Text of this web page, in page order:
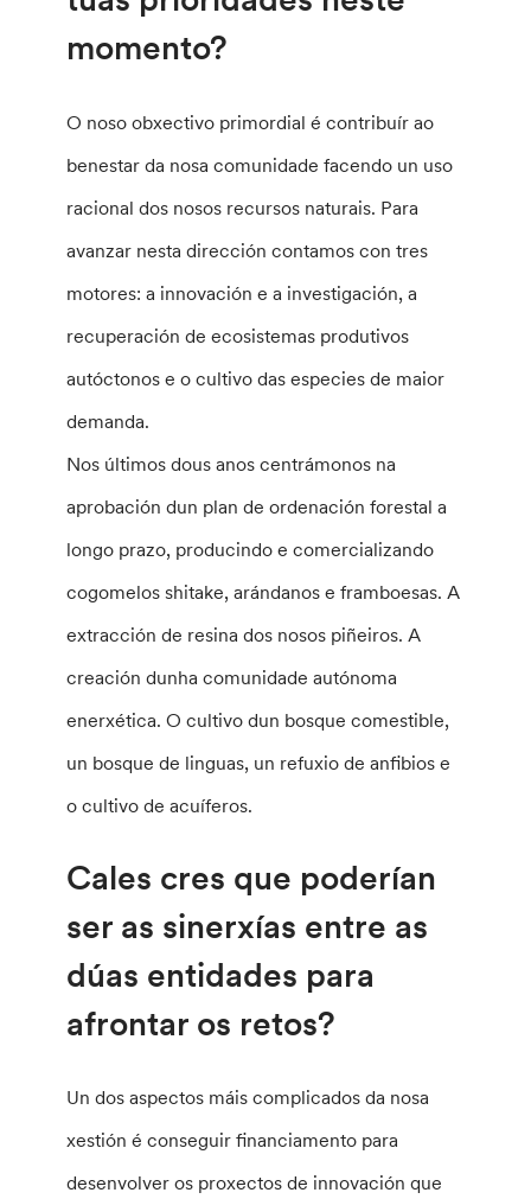
momento?
O noso obxectivo primordial é contribuír ao
benestar da nosa comunidade facendo un uso
racional dos nosos recursos naturais. Para
avanzar nesta dirección contamos con tres
motores: a innovación e a investigación, a
recuperación de ecosistemas produtivos
autóctonos e o cultivo das especies de maior
demanda.
Nos últimos dous anos centrámonos na
aprobación dun plan de ordenación forestal a
longo prazo, producindo e comercializando
cogomelos shitake, arándanos e framboesas. A
extracción de resina dos nosos piñeiros. A
creación dunha comunidade autónoma
enerxética. O cultivo dun bosque comestible,
un bosque de linguas, un refuxio de anfibios e
o cultivo de acuíferos.
Cales cres que poderían
ser as sinerxías entre as
dúas entidades para
afrontar os retos?
Un dos aspectos máis complicados da nosa
xestión é conseguir financiamento para
desenvolver os proxectos de innovación que